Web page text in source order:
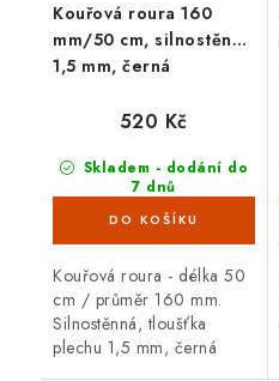
Kouřová roura 160
mm/50 cm, silnostěnná
1,5 mm, černá
Skladem - dodání do
7 dnů
(>100 ks)
520 Kč
Kouřová roura - délka 50
cm / průměr 160 mm.
Silnostěnná, tloušťka
plechu 1,5 mm, černá